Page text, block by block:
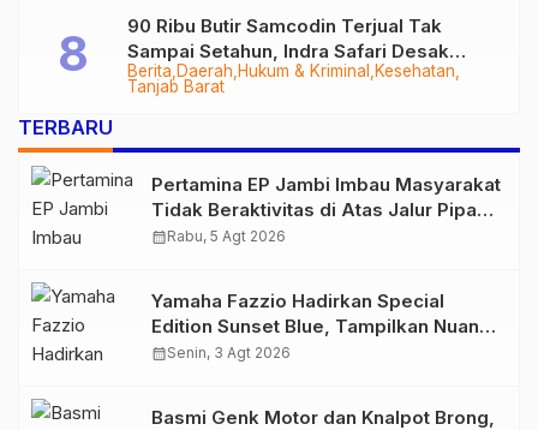
Berita Daerah Hukum & Kriminal
Kesehatan
Tanjab Barat
90 Ribu Butir Samcodin Terjual Tak
Sampai Setahun, Indra Safari Desak
Audit Menyeluruh
TERBARU
Pertamina EP Jambi Imbau Masyarakat
Tidak Beraktivitas di Atas Jalur Pipa
Migas Demi Keselamatan Bersama
calendar_monthRabu, 5 Agt 2026
Yamaha Fazzio Hadirkan Special
Edition Sunset Blue, Tampilkan Nuansa
Retro Summer yang Semakin Skena
calendar_monthSenin, 3 Agt 2026
Basmi Genk Motor dan Knalpot Brong,